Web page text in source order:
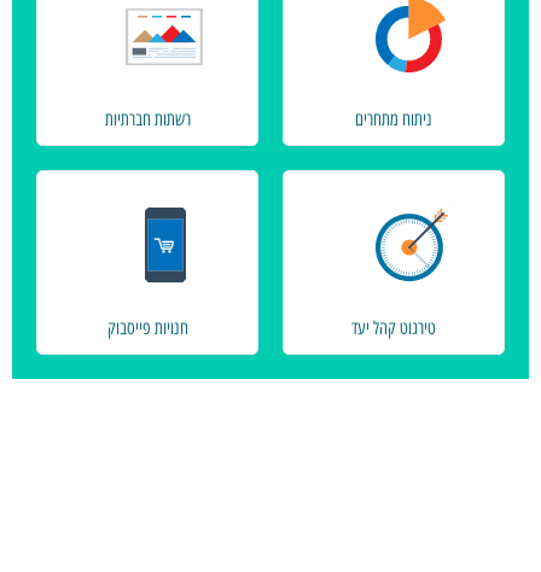
ניתוח מתחרים
טירגוט קהל יעד
רשתות חברתיות
חנויות פייסבוק